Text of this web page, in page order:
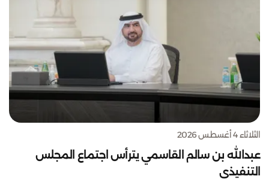
الثلاثاء 4 أغسطس 2026
عبدالله بن سالم القاسمي يترأس اجتماع المجلس
التنفيذي